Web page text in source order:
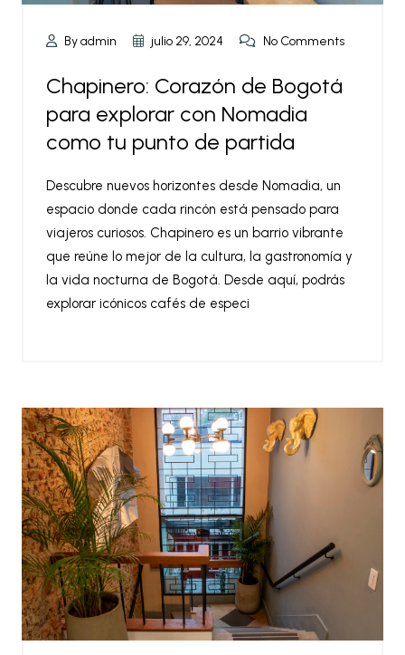
By admin julio 29, 2024 No Comments
Chapinero: Corazón de Bogotá
para explorar con Nomadia
como tu punto de partida
Descubre nuevos horizontes desde Nomadia, un
espacio donde cada rincón está pensado para
viajeros curiosos. Chapinero es un barrio vibrante
que reúne lo mejor de la cultura, la gastronomía y
la vida nocturna de Bogotá. Desde aquí, podrás
explorar icónicos cafés de especi